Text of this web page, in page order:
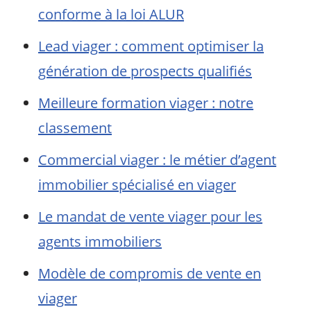
conforme à la loi ALUR
Lead viager : comment optimiser la
génération de prospects qualifiés
Meilleure formation viager : notre
classement
Commercial viager : le métier d’agent
immobilier spécialisé en viager
Le mandat de vente viager pour les
agents immobiliers
Modèle de compromis de vente en
viager